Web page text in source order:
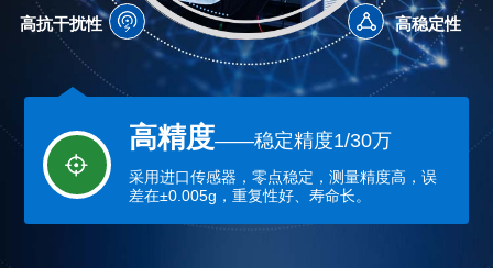
高抗干扰性 高稳定性
高精度——稳定精度1/30万
采用进口传感器，零点稳定，测量精度高，误
差在±0.005g，重复性好、寿命长。